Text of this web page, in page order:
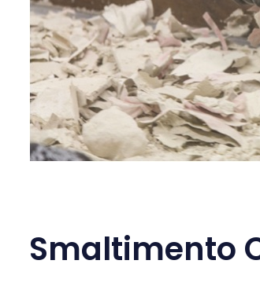
Smaltimento